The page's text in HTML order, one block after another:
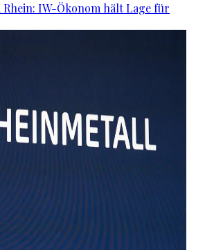
Rhein: IW-Ökonom hält Lage für